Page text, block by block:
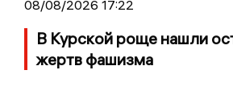
08/08/2026 17:22
В Курской роще нашли
жертв фашизма